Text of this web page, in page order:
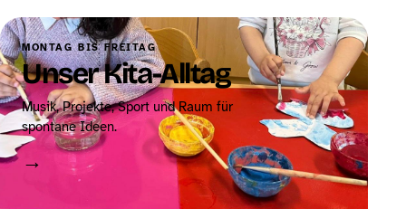
MONTAG BIS FREITAG
Unser Kita-Alltag
Musik, Projekte, Sport und Raum für
spontane Ideen.
→